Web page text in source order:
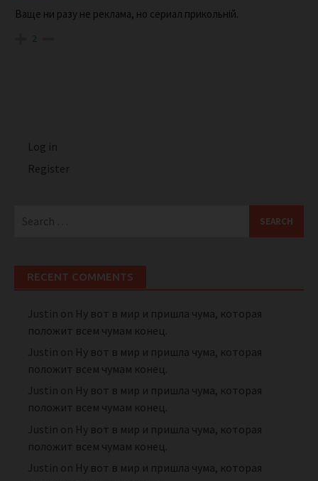
Ваще ни разу не реклама, но сериал прикольній.
2
Log in
Register
for:
RECENT COMMENTS
Justin on Ну вот в мир и пришла чума, которая
положит всем чумам конец.
Justin on Ну вот в мир и пришла чума, которая
положит всем чумам конец.
Justin on Ну вот в мир и пришла чума, которая
положит всем чумам конец.
Justin on Ну вот в мир и пришла чума, которая
положит всем чумам конец.
Justin on Ну вот в мир и пришла чума, которая